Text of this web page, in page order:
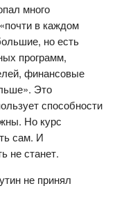
много
в каждом
но есть
программ,
финансовые
Это
способности
Но курс
сам. И
не станет.
не принял